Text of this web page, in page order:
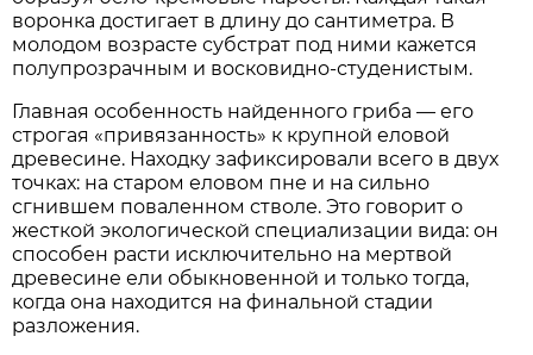
воронка достигает в длину до сантиметра. В
молодом возрасте субстрат под ними кажется
полупрозрачным и восковидно-студенистым.
Главная особенность найденного гриба — его
строгая «привязанность» к крупной еловой
древесине. Находку зафиксировали всего в двух
точках: на старом еловом пне и на сильно
сгнившем поваленном стволе. Это говорит о
жесткой экологической специализации вида: он
способен расти исключительно на мертвой
древесине ели обыкновенной и только тогда,
когда она находится на финальной стадии
разложения.